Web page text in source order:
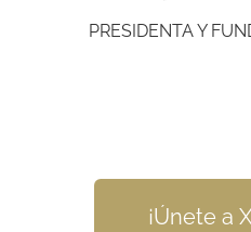
PRESIDENTA Y
¡Únete a